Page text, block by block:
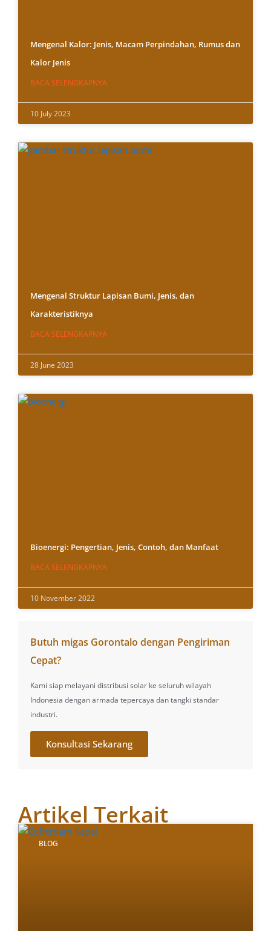
Mengenal Kalor: Jenis, Macam Perpindahan, Rumus dan
Kalor Jenis
BACA SELENGKAPNYA
10 July 2023
Mengenal Struktur Lapisan Bumi, Jenis, dan
Karakteristiknya
BACA SELENGKAPNYA
28 June 2023
Bioenergi: Pengertian, Jenis, Contoh, dan Manfaat
BACA SELENGKAPNYA
10 November 2022
Butuh migas Gorontalo dengan Pengiriman
Cepat?
Kami siap melayani distribusi solar ke seluruh wilayah
Indonesia dengan armada tepercaya dan tangki standar
industri.
Konsultasi Sekarang
Artikel Terkait
BLOG